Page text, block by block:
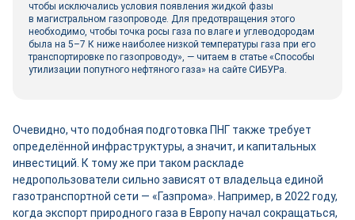
чтобы исключались условия появления жидкой фазы
в магистральном газопроводе. Для предотвращения этого
необходимо, чтобы точка росы газа по влаге и углеводородам
была на 5–7 К ниже наиболее низкой температуры газа при его
транспортировке по газопроводу», — читаем в статье «Способы
утилизации попутного нефтяного газа» на сайте СИБУРа.
Очевидно, что подобная подготовка ПНГ также требует
определённой инфраструктуры, а значит, и капитальных
инвестиций. К тому же при таком раскладе
недропользователи сильно зависят от владельца единой
газотранспортной сети — «Газпрома». Например, в 2022 году,
когда экспорт природного газа в Европу начал сокращаться,